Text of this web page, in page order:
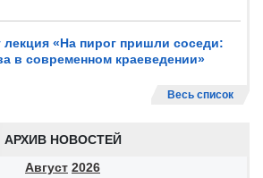
«На пирог пришли соседи:
в современном краеведении»
Весь список
АРХИВ НОВОСТЕЙ
Август 2026